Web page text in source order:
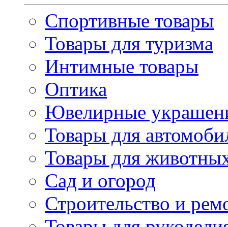
Спортивные товары
Товары для туризма
Интимные товары
Оптика
Ювелирные
Товары для
Товары для
Сад и огород
Строительство и